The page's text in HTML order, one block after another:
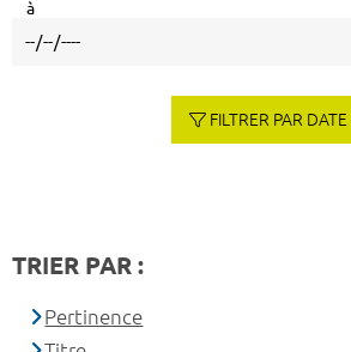
à
FILTRER PAR DATE
TRIER PAR :
Pertinence